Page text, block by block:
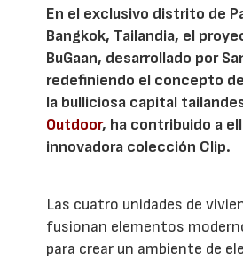
En el exclusivo distrito de
Bangkok, Tailandia, el
BuGaan, desarrollado por
redefiniendo el concepto
la bulliciosa capital
Outdoor, ha contribuido a
innovadora colección Clip.
Las cuatro unidades de
fusionan elementos
para crear un ambiente de